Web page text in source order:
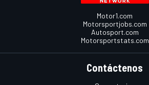
Motor1.com
Motorsportjobs.com
Autosport.com
Motorsportstats.com
Contáctenos